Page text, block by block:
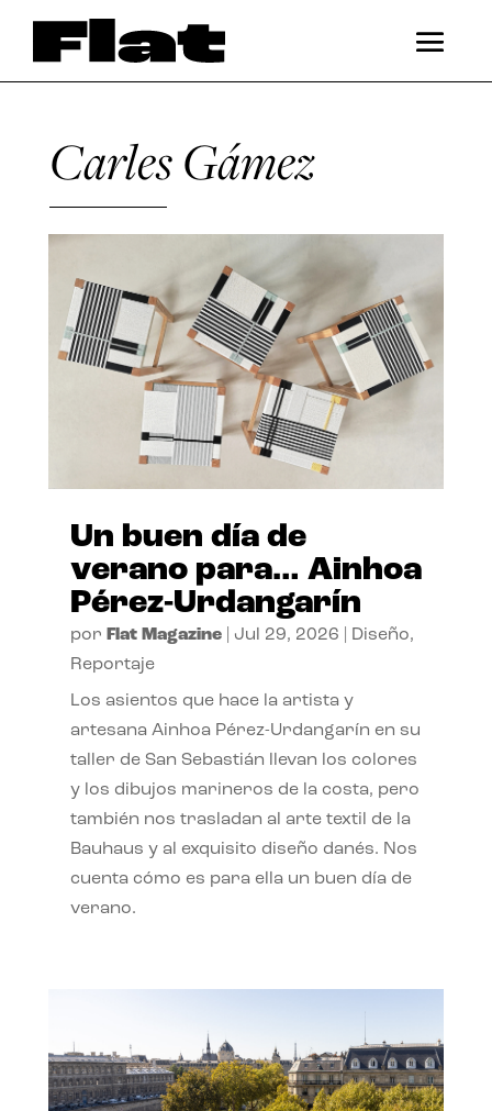
Carles Gámez
Un buen día de
verano para… Ainhoa
Pérez-Urdangarín
por Flat Magazine| Jul 29, 2026 Diseño,
Reportaje
Los asientos que hace la artista y
artesana Ainhoa Pérez-Urdangarín en su
taller de San Sebastián llevan los colores
y los dibujos marineros de la costa, pero
también nos trasladan al arte textil de la
Bauhaus y al exquisito diseño danés. Nos
cuenta cómo es para ella un buen día de
verano.